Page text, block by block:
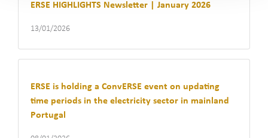
ERSE HIGHLIGHTS Newsletter | January 2026
13/01/2026
ERSE is holding a ConvERSE event on updating
time periods in the electricity sector in mainland
Portugal